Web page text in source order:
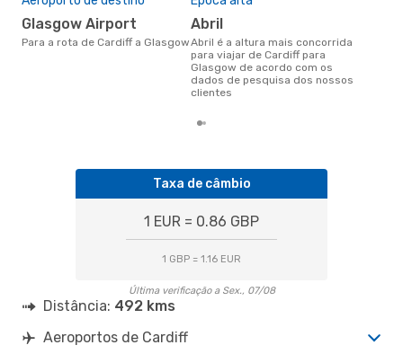
Glasgow Airport
Para a rota de Cardiff a Glasgow
abril
abril é a altura mais concorrida
para viajar de Cardiff para
Glasgow de acordo com os
dados de pesquisa dos nossos
clientes
Taxa de câmbio
1 EUR = 0.86 GBP
1 GBP = 1.16 EUR
Última verificação a Sex., 07/08
Distância: 492 kms
Aeroportos de Cardiff